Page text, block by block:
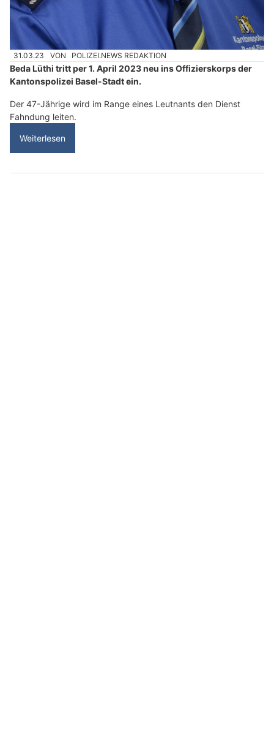
31.03.23 VON POLIZEI.NEWS REDAKTION
Beda Lüthi tritt per 1. April 2023 neu ins Offizierskorps der
Kantonspolizei Basel-Stadt ein.
Der 47-Jährige wird im Range eines Leutnants den Dienst
Fahndung leiten.
Weiterlesen